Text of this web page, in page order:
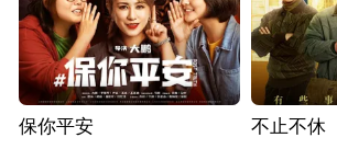
保你平安 不止不休